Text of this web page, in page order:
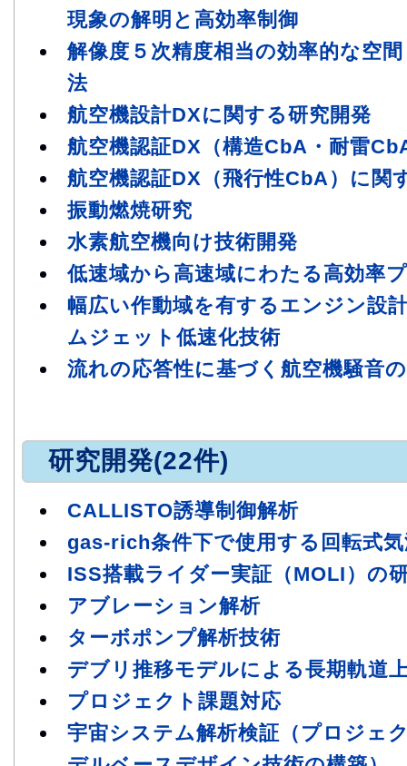
現象の解明と高効率制御
解像度５次精度相当の効率的な空
法
航空機設計DXに関する研究開発
航空機認証DX（構造CbA・耐雷
航空機認証DX（飛行性CbA）に関
振動燃焼研究
水素航空機向け技術開発
低速域から高速域にわたる高効率
幅広い作動域を有するエンジン設
ムジェット低速化技術
流れの応答性に基づく航空機騒音
研究開発(22件)
CALLISTO誘導制御解析
gas-rich条件下で使用する回転式
ISS搭載ライダー実証（MOLI）の
アブレーション解析
ターボポンプ解析技術
デブリ推移モデルによる長期軌道
プロジェクト課題対応
宇宙システム解析検証（プロジェ